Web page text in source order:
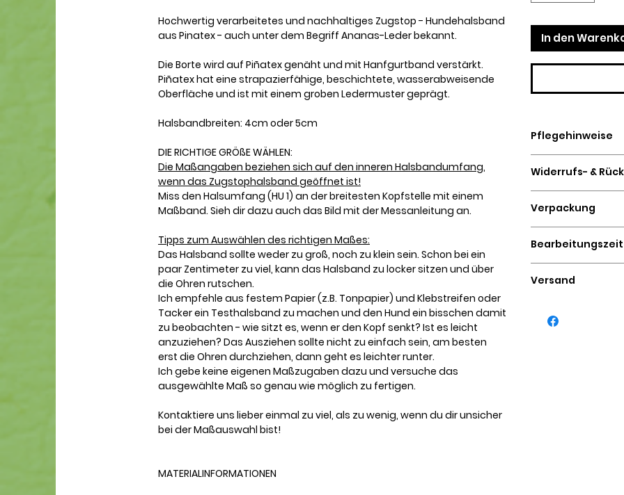
Hochwertig verarbeitetes und nachhaltiges Zugstop - Hundehalsband
aus Pinatex - auch unter dem Begriff Ananas-Leder bekannt.
Die Borte wird auf Piñatex genäht und mit Hanfgurtband verstärkt.
Piñatex hat eine strapazierfähige, beschichtete, wasserabweisende
Oberfläche und ist mit einem groben Ledermuster geprägt.
Halsbandbreiten: 4cm oder 5cm
DIE RICHTIGE GRÖßE WÄHLEN:
Die Maßangaben beziehen sich auf den inneren Halsbandumfang,
wenn das Zugstophalsband geöffnet ist!
Miss den Halsumfang (HU 1) an der breitesten Kopfstelle mit einem
Maßband. Sieh dir dazu auch das Bild mit der Messanleitung an.
Tipps zum Auswählen des richtigen Maßes:
Das Halsband sollte weder zu groß, noch zu klein sein. Schon bei ein
paar Zentimeter zu viel, kann das Halsband zu locker sitzen und über
die Ohren rutschen.
Ich empfehle aus festem Papier (z.B. Tonpapier) und Klebstreifen oder
Tacker ein Testhalsband zu machen und den Hund ein bisschen damit
zu beobachten - wie sitzt es, wenn er den Kopf senkt? Ist es leicht
anzuziehen? Das Ausziehen sollte nicht zu einfach sein, am besten
erst die Ohren durchziehen, dann geht es leichter runter.
Ich gebe keine eigenen Maßzugaben dazu und versuche das
ausgewählte Maß so genau wie möglich zu fertigen.
Kontaktiere uns lieber einmal zu viel, als zu wenig, wenn du dir unsicher
bei der Maßauswahl bist!
MATERIALINFORMATIONEN
In den
Pflegehinweise
Reingungsmitteln.
Mit Wasser und
Danach mit einer
Widerrufs- &
geschlossen,
Problem hast.
Verpackung
Graskartons
Bearbeitungszeit
Versand